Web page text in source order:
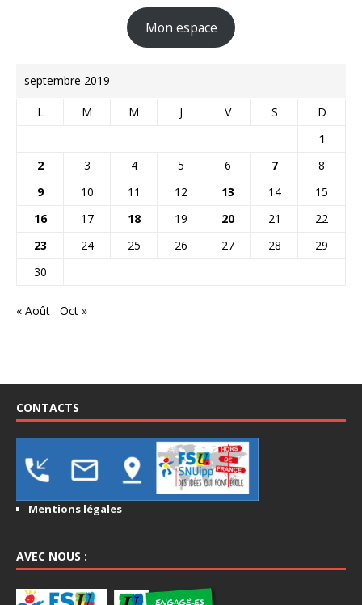
Mon espace
septembre 2019
L M M J V S
D
1
2
3 4 5 6 7
8
9
10 11 12 13 14
15
16
17 18 19 20 21
22
23
24 25 26 27 28
29
30
« Août Oct »
CONTACTS
Mentions légales
AVEC NOUS :